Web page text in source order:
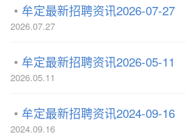
牟定最新招聘资讯2026-07-27
2026.07.27
牟定最新招聘资讯2026-05-11
2026.05.11
牟定最新招聘资讯2024-09-16
2024.09.16